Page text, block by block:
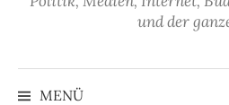
und der
MENÜ